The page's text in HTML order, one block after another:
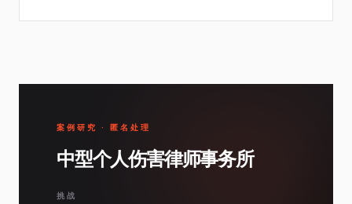
案例研究 · 匿名处理
中型个人伤害律师事务所
挑战